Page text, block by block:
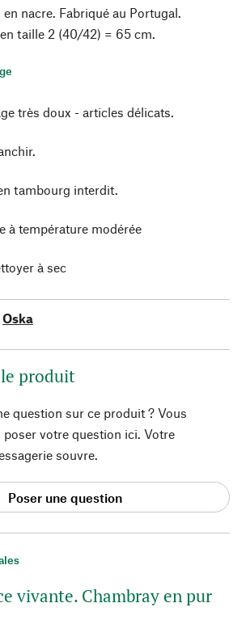
vivante. Chambray en pur
nacre. Fabriqué au Portugal.
taille 2 (40/42) = 65 cm.
très doux - articles délicats.
tambourg interdit.
à température modérée
à sec
Oska
produit
question sur ce produit ? Vous
votre question ici. Votre
souvre.
Poser une question